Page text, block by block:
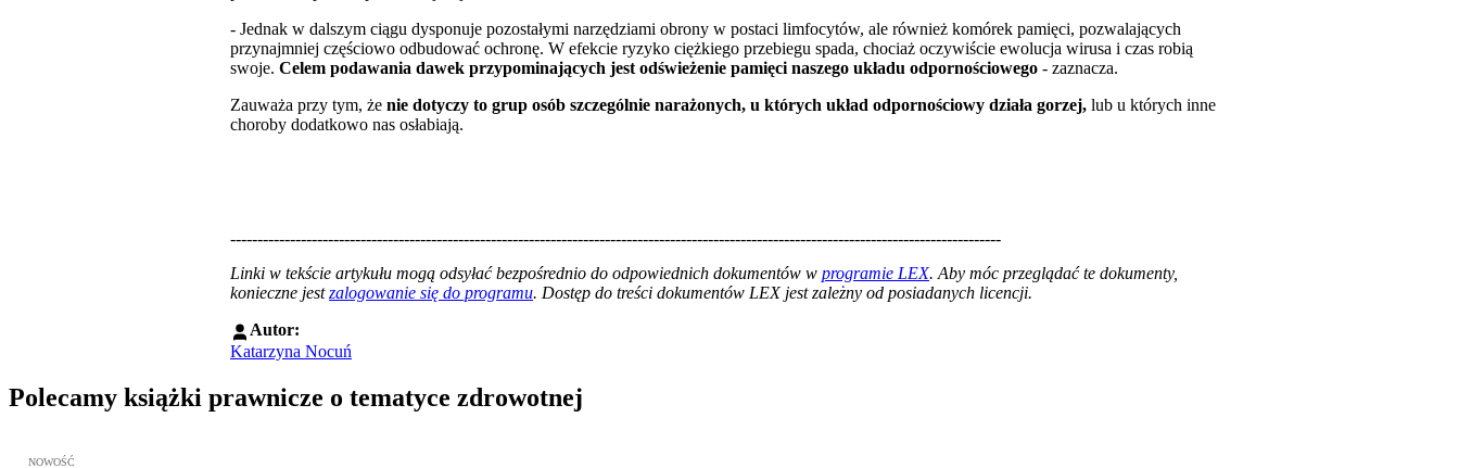
- Jednak w dalszym ciągu dysponuje pozostałymi narzędziami obrony w postaci limfocytów, ale również komórek pamięci, pozwalających
przynajmniej częściowo odbudować ochronę. W efekcie ryzyko ciężkiego przebiegu spada, chociaż oczywiście ewolucja wirusa i czas robią
swoje. Celem podawania dawek przypominających jest odświeżenie pamięci naszego układu odpornościowego - zaznacza.
Zauważa przy tym, że nie dotyczy to grup osób szczególnie narażonych, u których układ odpornościowy działa gorzej, lub u których inne
choroby dodatkowo nas osłabiają.
----------------------------------------------------------------------------------------------------------------------------------------------
Linki w tekście artykułu mogą odsyłać bezpośrednio do odpowiednich dokumentów w programie LEX. Aby móc przeglądać te dokumenty,
konieczne jestzalogowanie się do programu. Dostęp do treści dokumentów LEX jest zależny od posiadanych licencji.
Autor:
Katarzyna Nocuń
Polecamy książki prawnicze o tematyce zdrowotnej
Przejdź do: Metodyka obrony lekarza przed sądem lekarskim, Marcin Burdzik, Radosław Tymiński - otwiera się w nowym oknie
NOWOŚĆ